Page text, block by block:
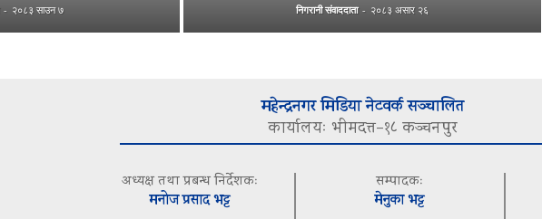
- २०८३ साउन ७ निगरानी संवाददाता - २०८३ असार २६
महेन्द्रनगर मिडिया नेटवर्क सञ्चालित
कार्यालयः भीमदत्त–१८ कञ्चनपुर
अध्यक्ष तथा प्रबन्ध निर्देशकः
मनोज प्रसाद भट्ट
सम्पादकः
मेनुका भट्ट